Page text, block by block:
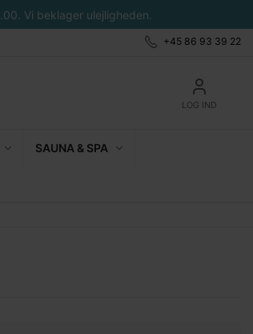
Vi beklager ulejligheden.
+45 86 93 39 22
LOG IND
SAUNA & SPA